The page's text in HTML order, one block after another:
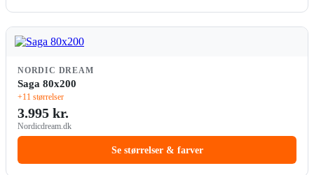
NORDIC DREAM
Saga 80x200
+11 størrelser
3.995 kr.
Nordicdream.dk
Se størrelser & farver